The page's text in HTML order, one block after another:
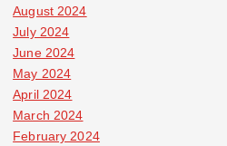
August 2024
July 2024
June 2024
May 2024
April 2024
March 2024
February 2024